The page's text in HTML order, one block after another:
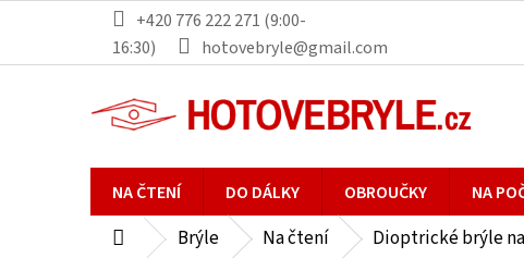
obsah
+420 776 222 271 (9:00-
16:30)
hotovebryle@gmail.com
NA ČTENÍ DO DÁLKY OBROUČKY NA
DomůBrýle Na čtení Dioptrické brýle